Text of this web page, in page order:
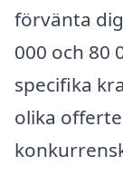
förvänta
000 och 80
specifika
olika